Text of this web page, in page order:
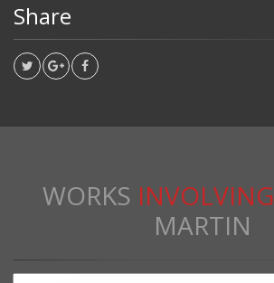
Share
WORKS INVOLVING
MARTIN